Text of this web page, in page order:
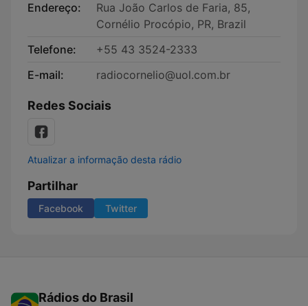
Endereço:
Rua João Carlos de Faria, 85,
Cornélio Procópio, PR, Brazil
Telefone:
+55 43 3524-2333
E-mail:
radiocornelio@uol.com.br
Redes Sociais
Atualizar a informação desta rádio
Partilhar
Facebook Twitter
Rádios do Brasil